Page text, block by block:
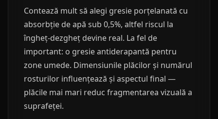
Contează mult să alegi gresie porțelanată cu
absorbție de apă sub 0,5%, altfel riscul la
îngheț-dezgheț devine real. La fel de
important: o gresie antiderapantă pentru
zone umede. Dimensiunile plăcilor și numărul
rosturilor influențează și aspectul final —
plăcile mai mari reduc fragmentarea vizuală a
suprafeței.